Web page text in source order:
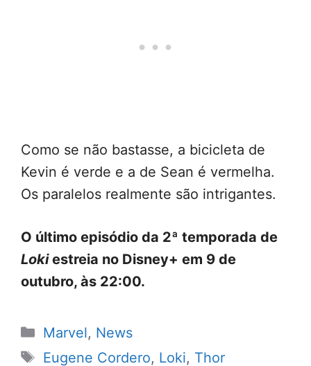
Como se não bastasse, a bicicleta de
Kevin é verde e a de Sean é vermelha.
Os paralelos realmente são intrigantes.
O último episódio da 2ª temporada de
Lokiestreia no Disney+ em 9 de
outubro, às 22:00.
Categorias
Marvel, News
Tags
Eugene Cordero, Loki, Thor